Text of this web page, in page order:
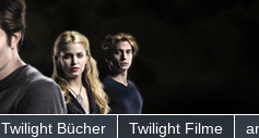
Twilight Bücher Twilight Filme